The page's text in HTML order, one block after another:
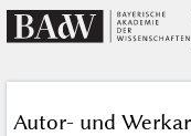
Autor- und